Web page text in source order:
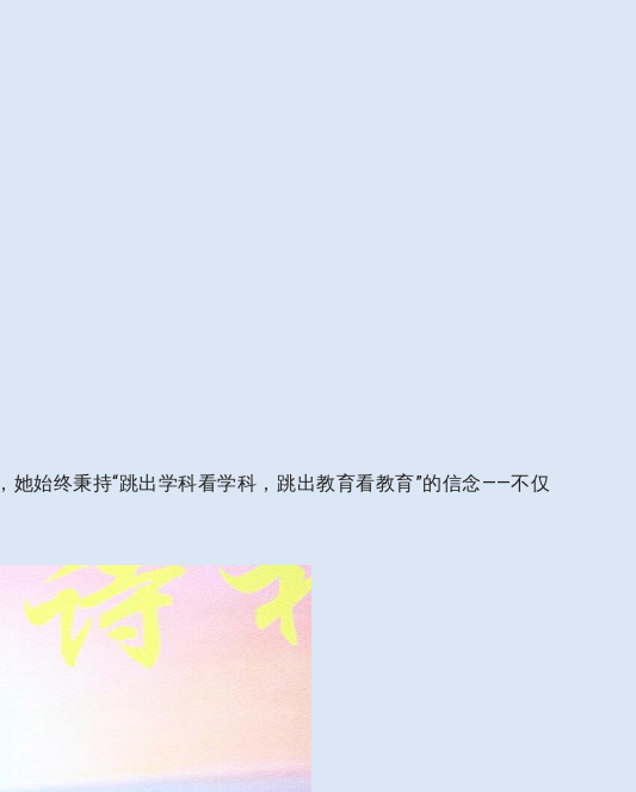
始终秉持“跳出学科看学科，跳出教育看教育”的信念——不仅